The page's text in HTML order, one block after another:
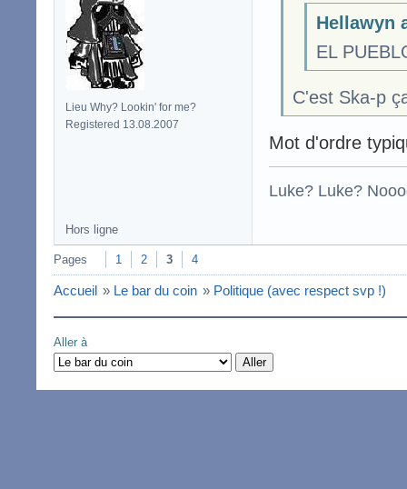
Lieu Why? Lookin' for me?
Registered 13.08.2007
Hellawyn
EL
C'est Ska-p
Mot d'ordre
Luke? Luke?
Hors ligne
Pages 1 2 3 4
Accueil » Le bar du coin » Politique (avec respect svp !)
Aller à